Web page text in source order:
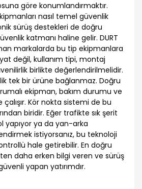
göre konumlandırmaktır.
nasıl temel güvenlik
sürüş destekleri de doğru
katmanı haline gelir. DURT
markalarda bu tip ekipmanlara
değil, kullanım tipi, montaj
birlikte değerlendirilmelidir.
tek bir ürüne bağlanmaz. Doğru
ekipman, bakım durumu ve
Kör nokta sistemi de bu
biridir. Eğer trafikte sık şerit
yapıyor ya da yan-arka
istiyorsanız, bu teknoloji
hale getirebilir. En doğru
daha erken bilgi veren ve sürüş
yapan yatırımdır.